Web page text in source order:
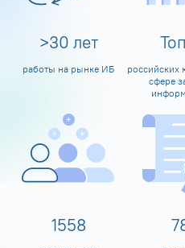
>30 лет
работы на рынке ИБ
Топ
российских
сфере
1600